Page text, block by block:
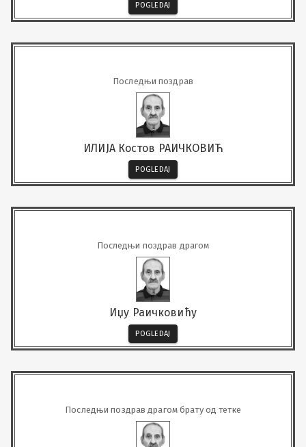
POGLEDAJ
Последњи поздрав
ИЛИЈА Костов РАИЧКОВИЋ
POGLEDAJ
Последњи поздрав драгом
Иџу Раичковићу
POGLEDAJ
Последњи поздрав драгом брату од тетке